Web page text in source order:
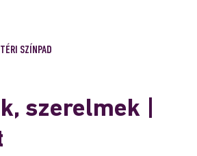
SZÍNPAD
szerelmek |